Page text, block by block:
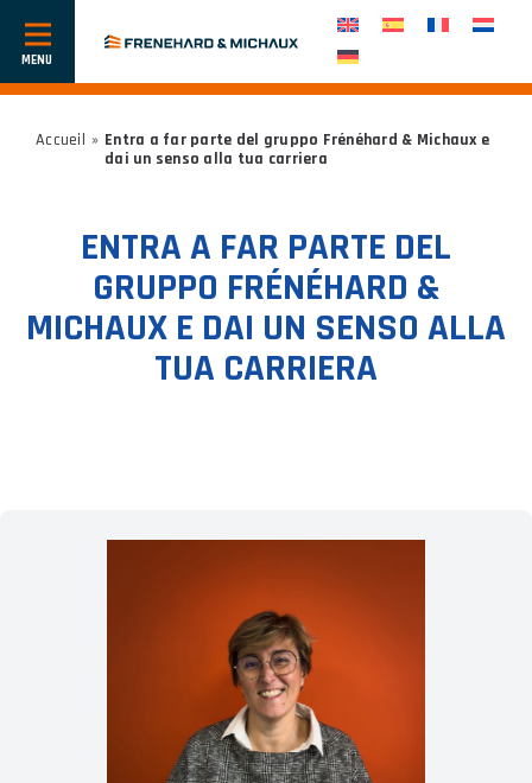
Mostra
o
Accueil » Entra a far parte del gruppo Frénéhard & Michaux e
dai un senso alla tua carriera
ENTRA A FAR PARTE DEL
GRUPPO FRÉNÉHARD &
MICHAUX E DAI UN SENSO ALLA
TUA CARRIERA